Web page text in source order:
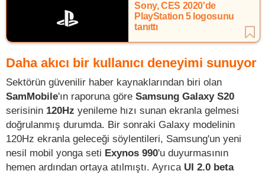
Sony, CES 2020'de
PlayStation 5 logosunu
tanıttı
Daha akıcı bir kullanıcı deneyimi sunuyor
Sektörün güvenilir haber kaynaklarından biri olan
SamMobile'ın raporuna göre Samsung Galaxy S20
serisinin 120Hz yenileme hızı sunan ekranla gelmesi
doğrulanmış durumda. Bir sonraki Galaxy modelinin
120Hz ekranla geleceği söylentileri, Samsung'un yeni
nesil mobil yonga seti Exynos 990'u duyurmasının
hemen ardından ortaya atılmıştı. Ayrıca UI 2.0 beta